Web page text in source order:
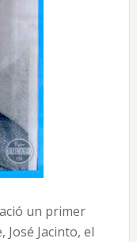
un primer
Jacinto, el